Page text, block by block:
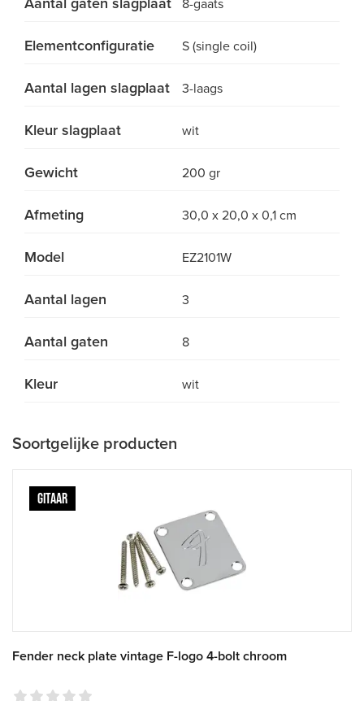
8-gaats
Elementconfiguratie S (single coil)
Aantal lagen slagplaat 3-laags
Kleur slagplaat wit
Gewicht 200 gr
Afmeting 30,0 x 20,0 x 0,1 cm
Model EZ2101W
Aantal lagen 3
Aantal gaten 8
Kleur wit
Soortgelijke producten
GITAAR
Fender neck plate vintage F-logo 4-bolt chroom